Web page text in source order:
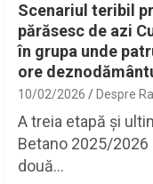
Scenariul teribil
părăsesc de azi
în grupa unde
ore
10/02/2026 Despre
A treia etapă și
Betano 2025/2026
două…